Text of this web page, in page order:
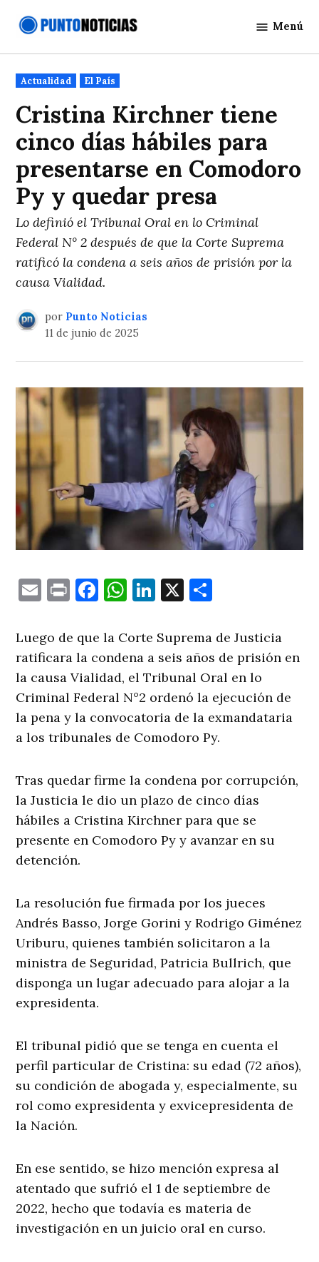
Noticias
Menú
Publicado
en
Actualidad El País
Cristina Kirchner tiene
cinco días hábiles para
presentarse en Comodoro
Py y quedar presa
Lo definió el Tribunal Oral en lo Criminal
Federal N° 2 después de que la Corte Suprema
ratificó la condena a seis años de prisión por la
causa Vialidad.
por Punto Noticias
11 de junio de 2025
EmailPrintFacebook
WhatsApp
LinkedIn
X
Luego de que la Corte Suprema de Justicia
ratificara la condena a seis años de prisión en
la causa Vialidad, el Tribunal Oral en lo
Criminal Federal N°2 ordenó la ejecución de
la pena y la convocatoria de la exmandataria
a los tribunales de Comodoro Py.
Tras quedar firme la condena por corrupción,
la Justicia le dio un plazo de cinco días
hábiles a Cristina Kirchner para que se
presente en Comodoro Py y avanzar en su
detención.
La resolución fue firmada por los jueces
Andrés Basso, Jorge Gorini y Rodrigo Giménez
Uriburu, quienes también solicitaron a la
ministra de Seguridad, Patricia Bullrich, que
disponga un lugar adecuado para alojar a la
expresidenta.
El tribunal pidió que se tenga en cuenta el
perfil particular de Cristina: su edad (72 años),
su condición de abogada y, especialmente, su
rol como expresidenta y exvicepresidenta de
la Nación.
En ese sentido, se hizo mención expresa al
atentado que sufrió el 1 de septiembre de
2022, hecho que todavía es materia de
investigación en un juicio oral en curso.